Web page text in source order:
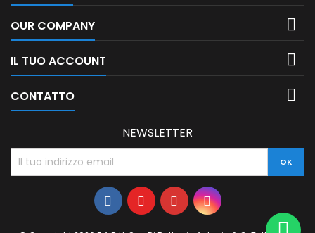
OUR COMPANY 
IL TUO ACCOUNT 
CONTATTO 
NEWSLETTER